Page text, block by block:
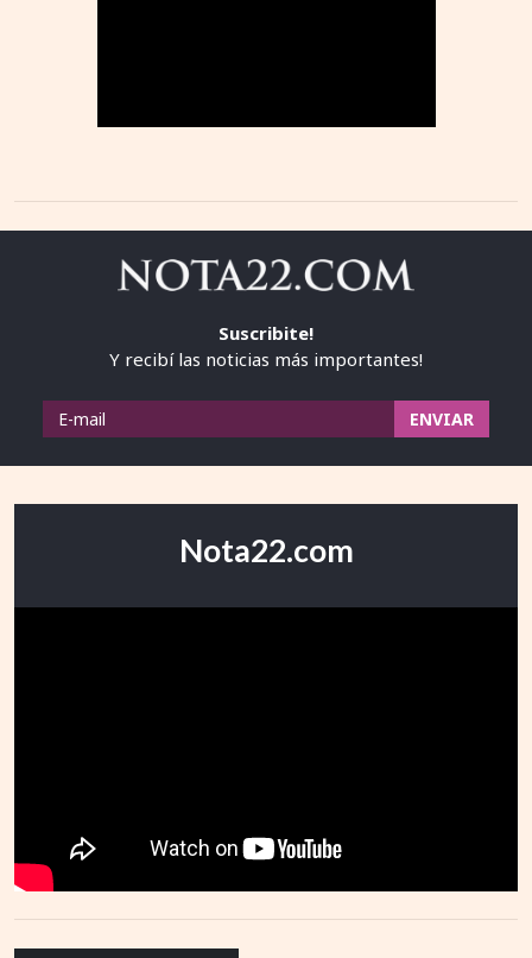
Suscribite!
Y recibí las noticias más importantes!
Nota22.com